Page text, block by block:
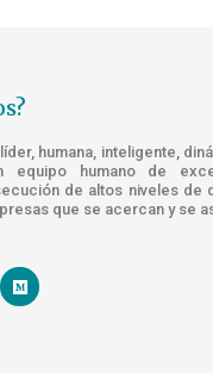
humana, inteligente,
equipo humano de
de altos niveles de
que se acercan y se